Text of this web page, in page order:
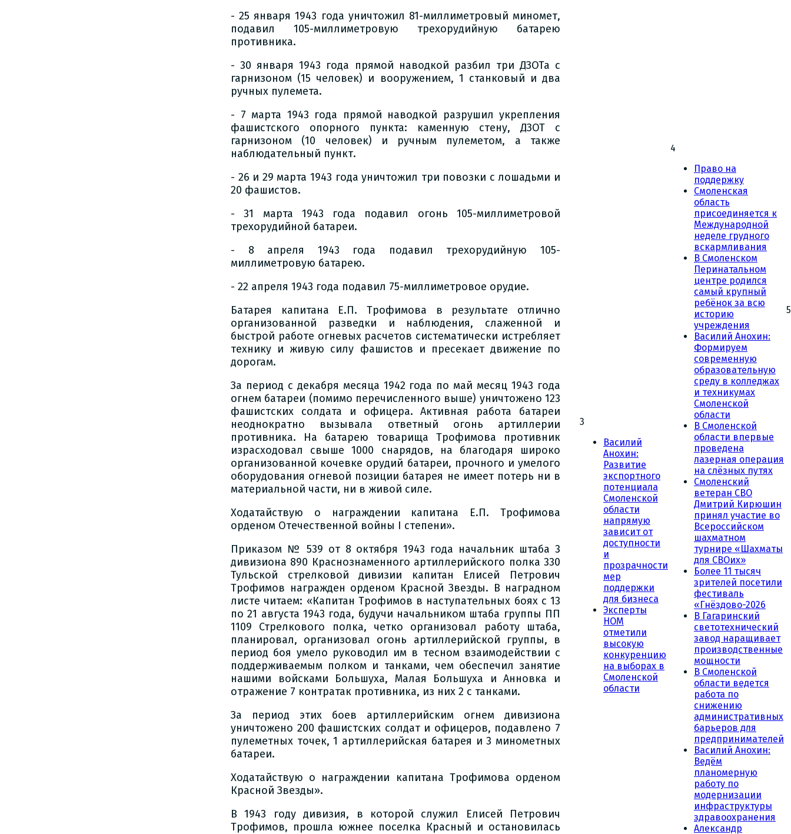
- 25 января 1943 года уничтожил 81-миллиметровый миномет,
подавил 105-миллиметровую трехорудийную батарею
противника.
- 30 января 1943 года прямой наводкой разбил три ДЗОТа с
гарнизоном (15 человек) и вооружением, 1 станковый и два
ручных пулемета.
- 7 марта 1943 года прямой наводкой разрушил укрепления
фашистского опорного пункта: каменную стену, ДЗОТ с
гарнизоном (10 человек) и ручным пулеметом, а также
наблюдательный пункт.
- 26 и 29 марта 1943 года уничтожил три повозки с лошадьми и
20 фашистов.
- 31 марта 1943 года подавил огонь 105-миллиметровой
трехорудийной батареи.
- 8 апреля 1943 года подавил трехорудийную 105-
миллиметровую батарею.
- 22 апреля 1943 года подавил 75-миллиметровое орудие.
Батарея капитана Е.П. Трофимова в результате отлично
организованной разведки и наблюдения, слаженной и
быстрой работе огневых расчетов систематически истребляет
технику и живую силу фашистов и пресекает движение по
дорогам.
За период с декабря месяца 1942 года по май месяц 1943 года
огнем батареи (помимо перечисленного выше) уничтожено 123
фашистских солдата и офицера. Активная работа батареи
неоднократно вызывала ответный огонь артиллерии
противника. На батарею товарища Трофимова противник
израсходовал свыше 1000 снарядов, на благодаря широко
организованной кочевке орудий батареи, прочного и умелого
оборудования огневой позиции батарея не имеет потерь ни в
материальной части, ни в живой силе.
Ходатайствую о награждении капитана Е.П. Трофимова
орденом Отечественной войны I степени».
Приказом № 539 от 8 октября 1943 года начальник штаба 3
дивизиона 890 Краснознаменного артиллерийского полка 330
Тульской стрелковой дивизии капитан Елисей Петрович
Трофимов награжден орденом Красной Звезды. В наградном
листе читаем: «Капитан Трофимов в наступательных боях с 13
по 21 августа 1943 года, будучи начальником штаба группы ПП
1109 Стрелкового полка, четко организовал работу штаба,
планировал, организовал огонь артиллерийской группы, в
период боя умело руководил им в тесном взаимодействии с
поддерживаемым полком и танками, чем обеспечил занятие
нашими войсками Большуха, Малая Большуха и Анновка и
отражение 7 контратак противника, из них 2 с танками.
За период этих боев артиллерийским огнем дивизиона
уничтожено 200 фашистских солдат и офицеров, подавлено 7
пулеметных точек, 1 артиллерийская батарея и 3 минометных
батареи.
Ходатайствую о награждении капитана Трофимова орденом
Красной Звезды».
В 1943 году дивизия, в которой служил Елисей Петрович
Трофимов, прошла южнее поселка Красный и остановилась
3
Василий
Анохин:
Развитие
экспортного
потенциала
Смоленской
области
напрямую
зависит от
доступности
и
прозрачности
мер
поддержки
для бизнеса
Эксперты
НОМ
отметили
высокую
конкуренцию
на выборах в
Смоленской
области
4
Право на
поддержку
Смоленская
область
присоединяется к
Международной
неделе грудного
вскармливания
В Смоленском
Перинатальном
центре родился
самый крупный
ребёнок за всю
историю
учреждения
Василий Анохин:
Формируем
современную
образовательную
среду в колледжах
и техникумах
Смоленской
области
В Смоленской
области впервые
проведена
лазерная операция
на слёзных путях
Смоленский
ветеран СВО
Дмитрий Кирюшин
принял участие во
Всероссийском
шахматном
турнире «Шахматы
для СВОих»
Более 11 тысяч
зрителей посетили
фестиваль
«Гнёздово-2026
В Гагаринский
светотехнический
завод наращивает
производственные
мощности
В Смоленской
области ведется
работа по
снижению
административных
барьеров для
предпринимателей
Василий Анохин:
Ведём
планомерную
работу по
модернизации
инфраструктуры
здравоохранения
Александр
5